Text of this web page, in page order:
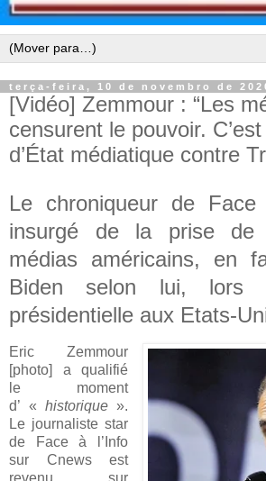
terça-feira, 10 de novembro de
[Vidéo] Zemmour : “Les
censurent le pouvoir.
d’État médiatique contre
Le chroniqueur de Face
insurgé de la prise de
médias américains, en
Biden selon lui, lors
présidentielle aux Etats-
Eric Zemmour
[photo] a qualifié
le moment
d’ «historique ».
Le journaliste star
de Face à l’Info
sur Cnews est
revenu sur